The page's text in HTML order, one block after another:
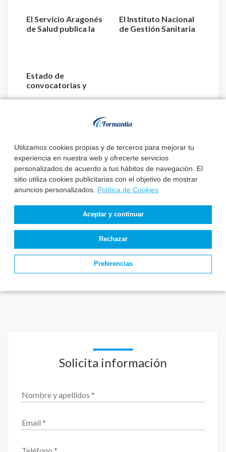
Utilizamos cookies propias y de terceros para mejorar tu
experiencia en nuestra web y ofrecerte servicios
personalizados de acuerdo a tus hábitos de navegación. El
sitio utiliza cookies publicitarias con el objetivo de mostrar
anuncios personalizados. Política de Cookies
Aceptar y continuar
Rechazar
Preferencias
El Servicio Aragonés
de Salud publica la
El Instituto Nacional
de Gestión Sanitaria
Estado de
convocatorias y
Solicita información